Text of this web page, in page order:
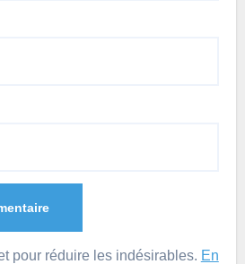
pour réduire les indésirables. En